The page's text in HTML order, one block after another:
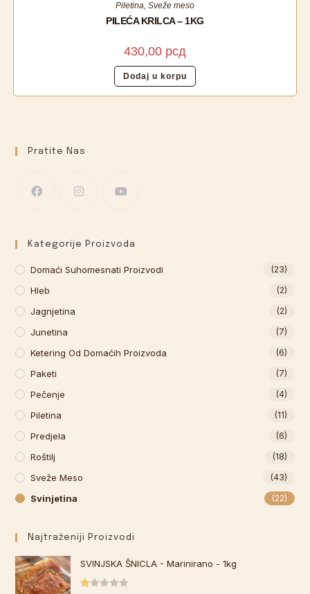
Piletina, Sveže meso
PILEĆA KRILCA – 1KG
430,00 рсд
Dodaj u korpu
Pratite Nas
Kategorije Proizvoda
Domaći Suhomesnati Proizvodi (23)
Hleb (2)
Jagnjetina (2)
Junetina (7)
Ketering Od Domaćih Proizvoda (6)
Paketi (7)
Pečenje (4)
Piletina (11)
Predjela (6)
Roštilj (18)
Sveže Meso (43)
Svinjetina (22)
Najtraženiji Proizvodi
SVINJSKA ŠNICLA - Marinirano - 1kg